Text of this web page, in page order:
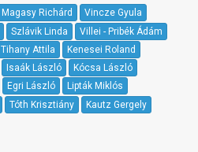
Magasy Richárd
Vincze Gyula
Szlávik Linda
Villei - Pribék Ádám
Tihany Attila
Kenesei Roland
Isaák László
Kócsa László
Egri László
Lipták Miklós
Tóth Krisztiány Kautz Gergely